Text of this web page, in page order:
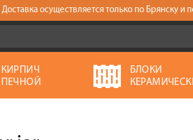
Доставка осуществляется только по Брянску и
КИРПИЧ
ПЕЧНОЙ
БЛОКИ